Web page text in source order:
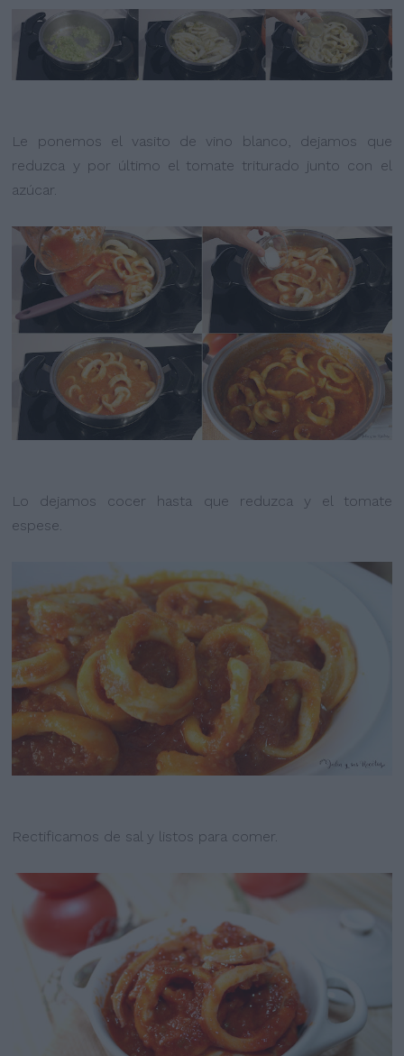
Le ponemos el vasito de vino blanco, dejamos que
reduzca y por último el tomate triturado junto con el
azúcar.
Lo dejamos cocer hasta que reduzca y el tomate
espese.
Rectificamos de sal y listos para comer.